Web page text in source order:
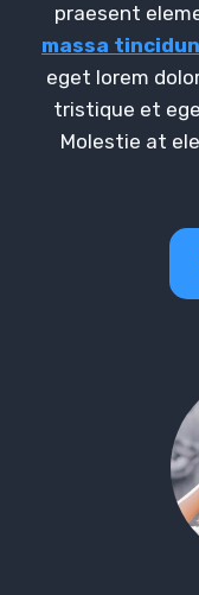
praesent
massa
eget lorem
tristique et
Molestie at